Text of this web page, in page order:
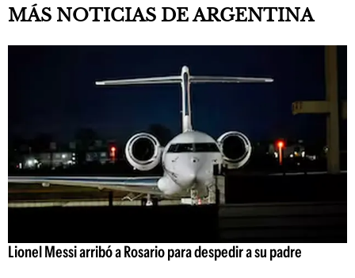
MÁS NOTICIAS DE ARGENTINA
Lionel Messi arribó a Rosario para despedir a su padre